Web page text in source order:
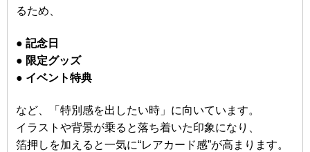
るため、
● 記念日
● 限定グッズ
● イベント特典
など、「特別感を出したい時」に向いています。
イラストや背景が乗ると落ち着いた印象になり、
箔押しを加えると一気に“レアカード感”が高まります。